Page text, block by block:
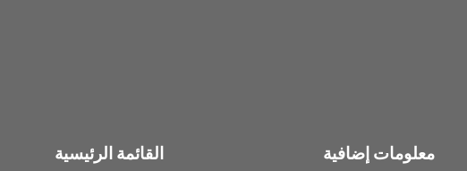
القائمة الرئيسية معلومات إضافية